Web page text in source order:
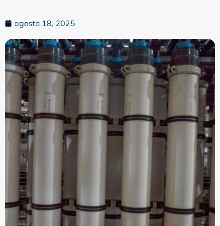
agosto 18, 2025